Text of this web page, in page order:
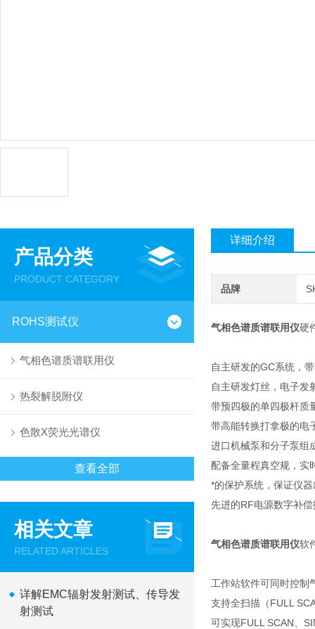
产品分类
PRODUCT CATEGORY
ROHS测试仪
气相色谱质谱联用仪
热裂解脱附仪
色散X荧光光谱仪
查看全部
相关文章
RELATED ARTICLES
详解EMC辐射发射测试、传导发
射测试
详细介绍
品牌
气相色谱质谱联用仪硬
自主研发的GC系统，
自主研发灯丝，电子发
带预四极的单四极杆质
带高能转换打拿极的电
进口机械泵和分子泵组
配备全量程真空规，实
*的保护系统，保证仪
先进的RF电源数字补
气相色谱质谱联用仪软
工作站软件可同时控制
支持全扫描（FULL
可实现FULL SCAN、